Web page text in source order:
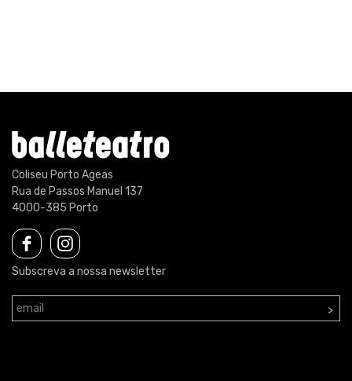
Coliseu Porto Ageas
Rua de Passos Manuel 137
4000-385 Porto
Subscreva a nossa newsletter
>